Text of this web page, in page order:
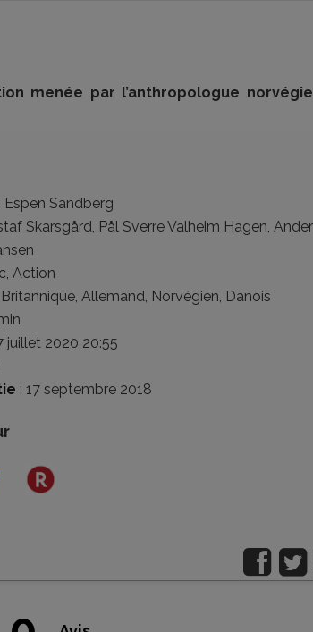
menée par l’anthropologue
Espen Sandberg
Skarsgård, Pål Sverre Valheim Hagen,
, Action
Britannique, Allemand, Norvégien, Danois
juillet 2020 20:55
: 17 septembre 2018